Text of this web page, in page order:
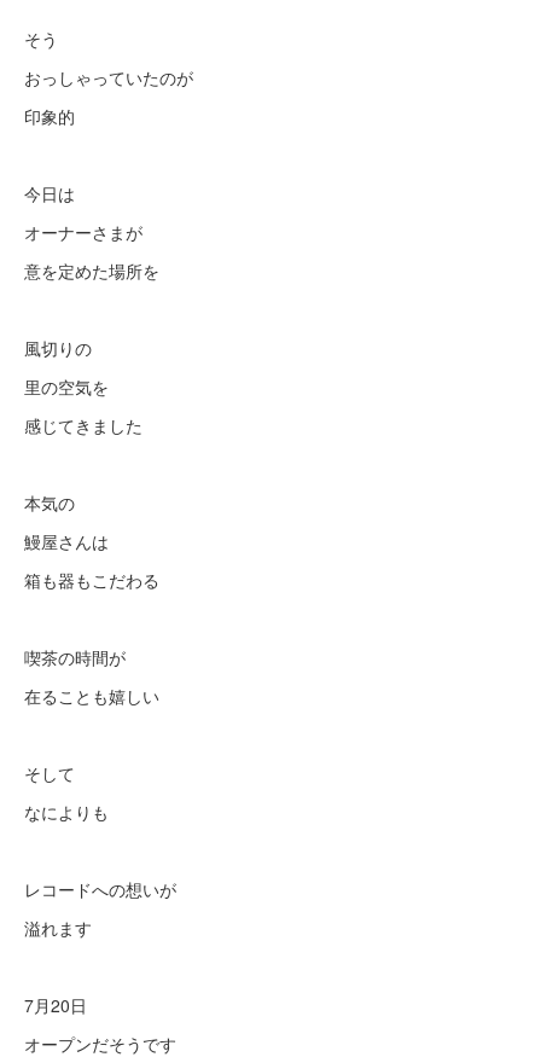
そう
おっしゃっていたのが
印象的
今日は
オーナーさまが
意を定めた場所を
風切りの
里の空気を
感じてきました
本気の
鰻屋さんは
箱も器もこだわる
喫茶の時間が
在ることも嬉しい
そして
なによりも
レコードへの想いが
溢れます
7月20日
オープンだそうです